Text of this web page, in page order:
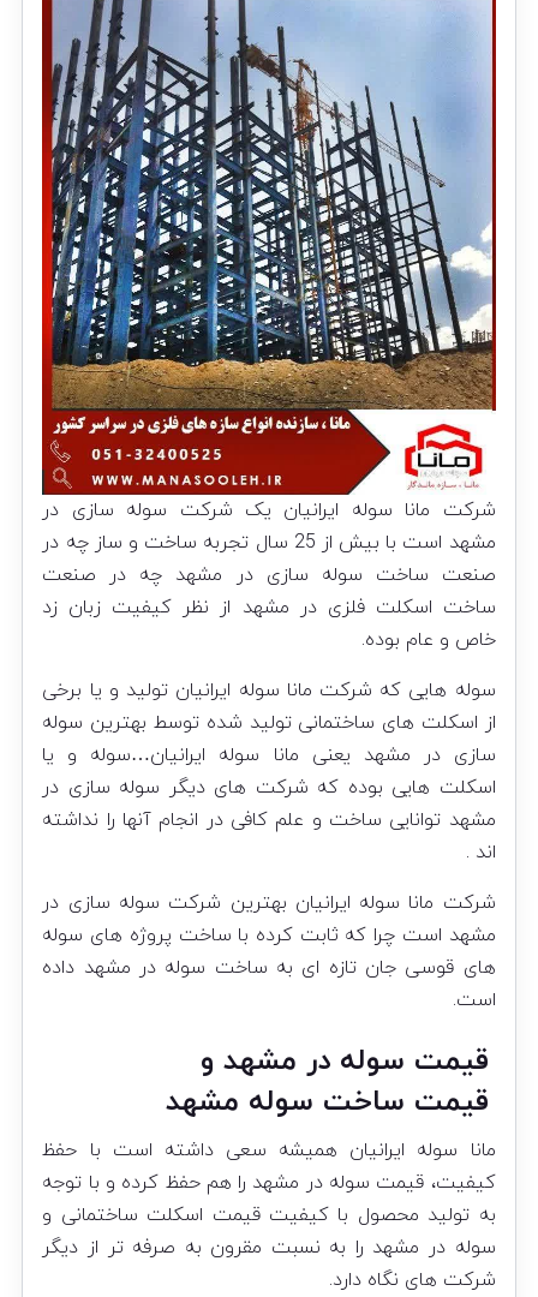
شرکت مانا سوله ایرانیان یک شرکت سوله سازی در
مشهد است با بیش از 25 سال تجربه ساخت و ساز چه در
صنعت ساخت سوله سازی در مشهد چه در صنعت
ساخت اسکلت فلزی در مشهد از نظر کیفیت زبان زد
خاص و عام بوده.
سوله هایی که شرکت مانا سوله ایرانیان تولید و یا برخی
از اسکلت های ساختمانی تولید شده توسط بهترین سوله
سازی در مشهد یعنی مانا سوله ایرانیان…سوله و یا
اسکلت هایی بوده که شرکت های دیگر سوله سازی در
مشهد توانایی ساخت و علم کافی در انجام آنها را نداشته
اند .
شرکت مانا سوله ایرانیان بهترین شرکت سوله سازی در
مشهد است چرا که ثابت کرده با ساخت پروژه های سوله
های قوسی جان تازه ای به ساخت سوله در مشهد داده
است.
قیمت سوله در مشهد و
قیمت ساخت سوله مشهد
مانا سوله ایرانیان همیشه سعی داشته است با حفظ
کیفیت، قیمت سوله در مشهد را هم حفظ کرده و با توجه
به تولید محصول با کیفیت قیمت اسکلت ساختمانی و
سوله در مشهد را به نسبت مقرون به صرفه تر از دیگر
شرکت های نگاه دارد.